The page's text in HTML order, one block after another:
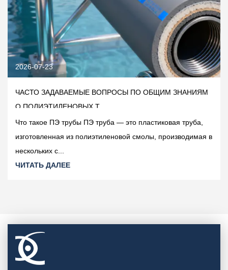
ПО ОБЩИМ ЗНАНИЯМ
— это пластиковая труба,
смолы, производимая в
2026-07-16
КАК ВЫБРАТЬ
Краткий ответ: сначала
номинальное давление и